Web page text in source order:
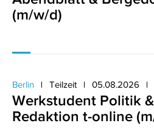
(m/w/d)
Berlin Teilzeit 05.08.2026
Werkstudent Politik
Redaktion t-online